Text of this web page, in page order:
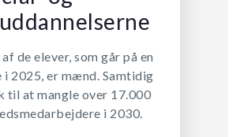
de elever, som går på en
i 2025, er mænd. Samtidig
til at mangle over 17.000
i 2030.